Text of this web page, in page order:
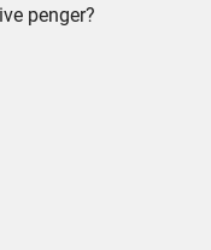
penger?